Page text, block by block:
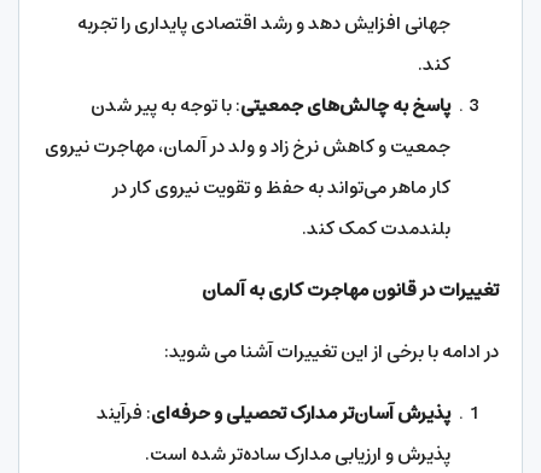
جهانی افزایش دهد و رشد اقتصادی پایداری را تجربه
کند.
پاسخ به چالش‌های جمعیتی: با توجه به پیر شدن
جمعیت و کاهش نرخ زاد و ولد در آلمان، مهاجرت نیروی
کار ماهر می‌تواند به حفظ و تقویت نیروی کار در
بلندمدت کمک کند.
تغییرات در قانون مهاجرت کاری به آلمان
در ادامه با برخی از این تغییرات آشنا می شوید:
پذیرش آسان‌تر مدارک تحصیلی و حرفه‌ای: فرآیند
پذیرش و ارزیابی مدارک ساده‌تر شده است.